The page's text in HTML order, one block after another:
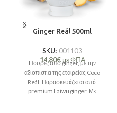
Ginger Reál 500ml
SKU: 001103
14,80€με ΦΠΑ
Πουρές από ginger, με την
αξιοπιστία της εταιρείας Coco
Reál. Παρασκευάζεται από
premium Laiwu ginger. Με